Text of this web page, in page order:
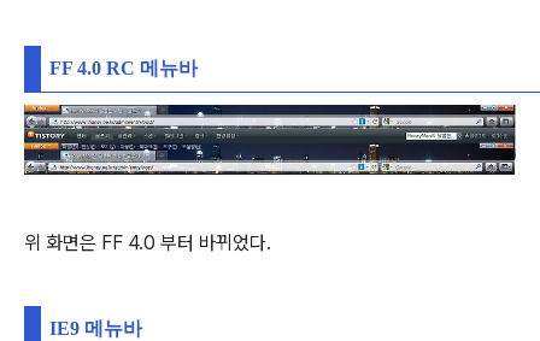
FF 4.0 RC 메뉴바
위 화면은 FF 4.0 부터 바뀌었다.
IE9 메뉴바